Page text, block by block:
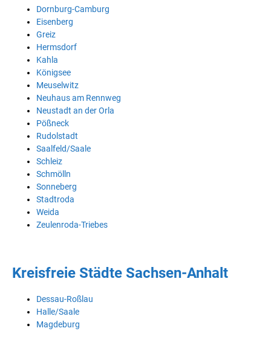
Dornburg-Camburg
Eisenberg
Greiz
Hermsdorf
Kahla
Königsee
Meuselwitz
Neuhaus am Rennweg
Neustadt an der Orla
Pößneck
Rudolstadt
Saalfeld/Saale
Schleiz
Schmölln
Sonneberg
Stadtroda
Weida
Zeulenroda-Triebes
Kreisfreie Städte Sachsen-Anhalt
Dessau-Roßlau
Halle/Saale
Magdeburg